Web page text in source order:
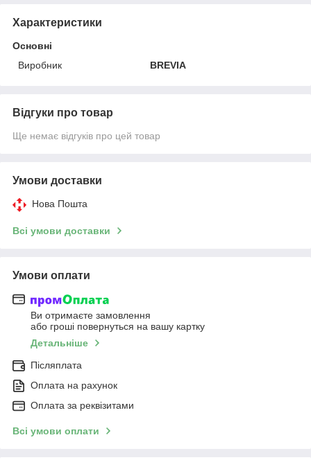
Характеристики
Основні
Виробник
BREVIA
Відгуки про товар
Ще немає відгуків про цей товар
Умови доставки
Нова Пошта
Всі умови доставки
Умови оплати
Ви отримаєте замовлення
або гроші повернуться на вашу картку
Детальніше
Післяплата
Оплата на рахунок
Оплата за реквізитами
Всі умови оплати